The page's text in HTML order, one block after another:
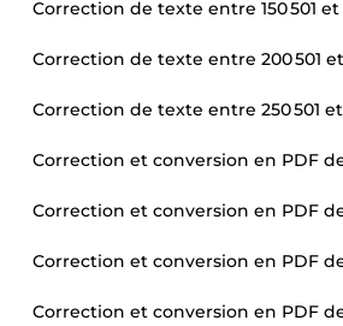
Correction de texte entre 150 501 et
Correction de texte entre 200 501
Correction de texte entre 250 501
Correction et conversion en PDF
Correction et conversion en PDF
Correction et conversion en PDF
Correction et conversion en PDF